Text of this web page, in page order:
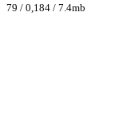
79 / 0,184 / 7.4mb